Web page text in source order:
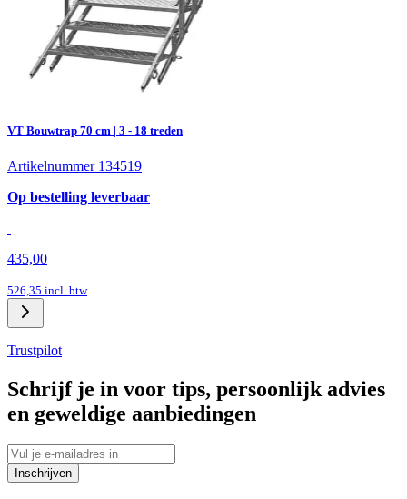
VT Bouwtrap 70 cm | 3 - 18 treden
Artikelnummer 134519
Op bestelling leverbaar
435,00
526,35 incl. btw
Trustpilot
Schrijf je in voor tips, persoonlijk advies
en geweldige aanbiedingen
Inschrijven